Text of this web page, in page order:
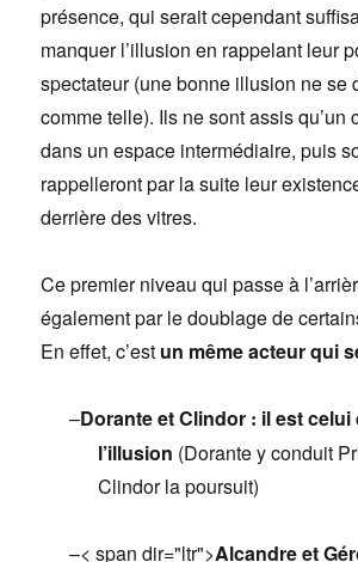
présence, qui serait cependant
manquer l’illusion en rappelant leur
spectateur (une bonne illusion ne se
comme telle). Ils ne sont assis qu’un
dans un espace intermédiaire, puis
rappelleront par la suite leur
derrière des vitres.
Ce premier niveau qui passe à
également par le doublage de
En effet, c’est un même acteur qui
–Dorante et Clindor : il est celui
l’illusion (Dorante y conduit
Clindor la poursuit)
–< span dir="ltr">Alcandre et